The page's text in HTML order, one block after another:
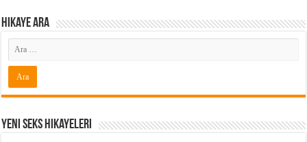
Hikaye ARA
Yeni Seks Hikayeleri